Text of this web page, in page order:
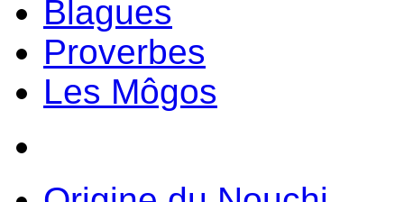
Blagues
Proverbes
Les Môgos